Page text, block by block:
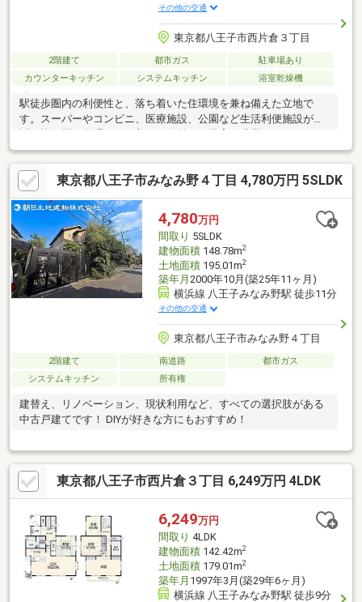
その他の交通
東京都八王子市西片倉３丁目
2階建て 都市ガス
駐車場あり
カウンターキッチン
システムキッチン 浴室乾燥機
駅徒歩圏内の利便性と、落ち着いた住環境を兼ね備えた立地で
す。スーパーやコンビニ、医療施設、公園など生活利便施設が身
近に揃う区画整理された美しい街並み・子育て世帯にもおすすめ
です。
東京都八王子市みなみ野４丁目 4,780万円 5SLDK
4,780万円
間取り 5SLDK
建物面積148.78m2
土地面積195.01m2
築年月 2000年10月(築25年11ヶ月)
横浜線 八王子みなみ野駅 徒歩11分
その他の交通
東京都八王子市みなみ野４丁目
2階建て 南道路
都市ガス
システムキッチン
所有権
建替え、リノベーション、現状利用など、すべての選択肢がある
中古戸建てです！ DIYが好きな方にもおすすめ！
東京都八王子市西片倉３丁目 6,249万円 4LDK
6,249万円
間取り 4LDK
建物面積142.42m2
土地面積179.01m2
築年月 1997年3月(築29年6ヶ月)
横浜線 八王子みなみ野駅 徒歩9分